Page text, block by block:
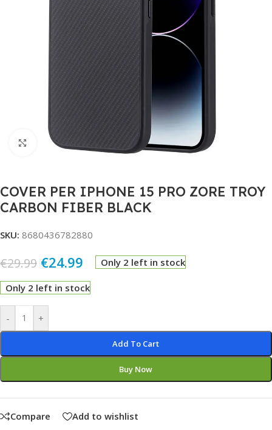
Click to enlarge
COVER PER IPHONE 15 PRO ZORE TROY
CARBON FIBER BLACK
SKU: 8680436782880
€29.99 €24.99 Only 2 left in stock
Only 2 left in stock
- +
Add To Cart
Buy Now
Alternative:
Compare Add to wishlist